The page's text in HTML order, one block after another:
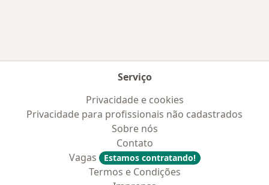
Serviço
Privacidade e cookies
Privacidade para profissionais não cadastrados
Sobre nós
Contato
Vagas
Estamos contratando!
Termos e Condições